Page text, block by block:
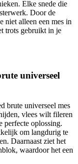
Elke snede die
Door de
niet alleen een mes in
trots gebruikt in je
universeel
brute universeel mes
vlees wilt fileren
perfecte oplossing.
om langdurig te
Daarnaast ziet het
waardoor het een